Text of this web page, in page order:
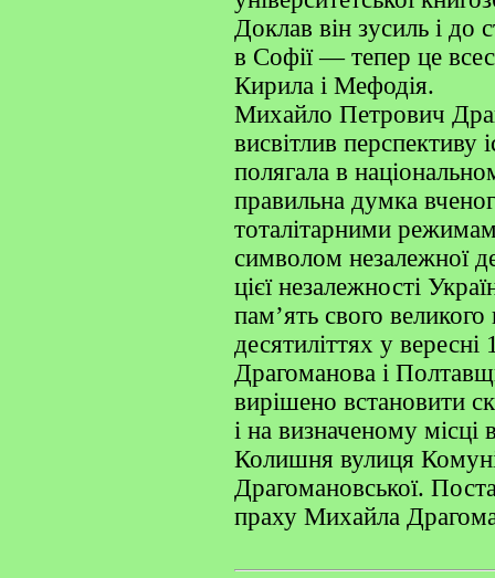
Доклав він зусиль і до
в Софії — тепер це
Кирила і Мефодія.
Михайло Петрович
висвітлив
полягала в
правильна думка
тоталітарними
символом незалежної
цієї незалежності
пам’ять свого
десятиліттях у
Драгоманова і
вирішено встановити
і на визначеному місці
Колишня вулиця
Драгомановської.
праху Михайла